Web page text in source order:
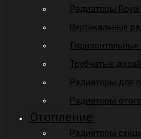
Радиаторы
Вертикальные
Трубчатые
Радиаторы для
Радиаторы
Отопление
Радиаторы